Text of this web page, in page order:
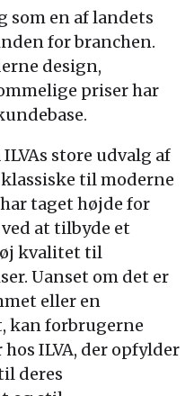
som en af landets
for branchen.
design,
priser har
store udvalg af
til moderne
taget højde for
at tilbyde et
kvalitet til
Uanset om det er
eller en
kan forbrugerne
ILVA, der opfylder
deres